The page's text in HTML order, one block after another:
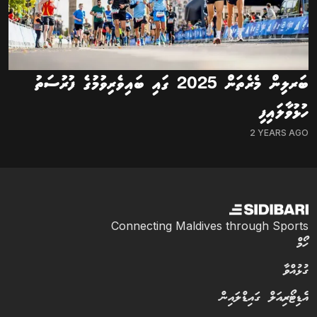
ބަރލިން މެރެތަން 2025 ގައި ބައިވެރިވުމުގެ ފުރުސަތު
ހުޅުވާލައިފި
2 YEARS AGO
Connecting Maldives through Sports
ހޯމް
ގުޅުއްވާ
އެޑިޓޯރިއަލް ގައިޑްލައިން